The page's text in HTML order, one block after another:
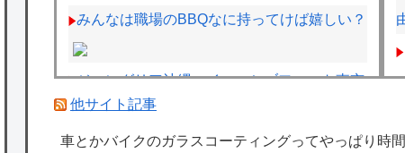
みんなは職場のBBQなに持ってけば嬉しい？
ジャングリア沖縄、イマーシブフォート東京
の二の舞になりそうｗｗｗｗｗｗ
フェルスタッペンとレッドブルの新契約交渉
他サイト記事
車とかバイクのガラスコーティングってやっぱり時